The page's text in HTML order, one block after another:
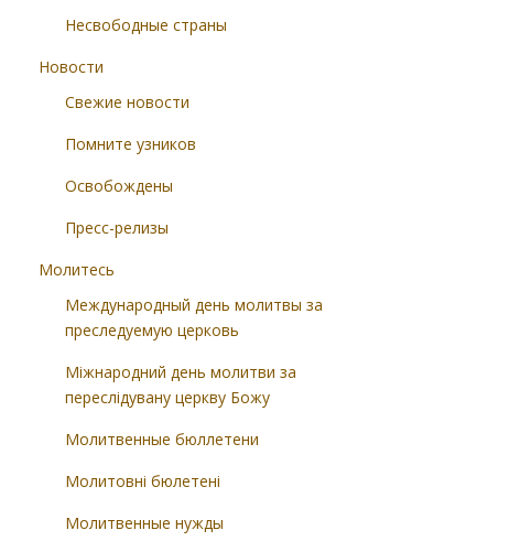
Несвободные страны
Новости
Свежие новости
Помните узников
Освобождены
Пресс-релизы
Молитесь
Международный день молитвы за
преследуемую церковь
Міжнародний день молитви за
переслідувану церкву Божу
Молитвенные бюллетени
Молитовні бюлетені
Молитвенные нужды